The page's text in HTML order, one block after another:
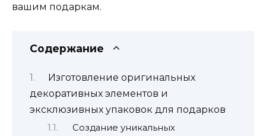
вашим подаркам.
Содержание
Изготовление оригинальных
декоративных элементов и
эксклюзивных упаковок для подарков
Создание уникальных